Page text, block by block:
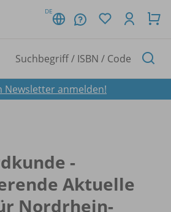
DE
Newsletter anmelden!
-
Aktuelle
Nordrhein-